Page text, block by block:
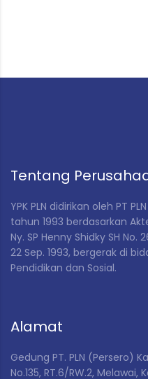
Tentang
YPK PLN didirikan oleh PT
tahun 1993 berdasarkan
Ny. SP Henny Shidky SH No.
22 Sep. 1993, bergerak di
Pendidikan dan Sosial.
Alamat
Gedung PT. PLN (Persero)
No.135, RT.6/RW.2, Melawai,